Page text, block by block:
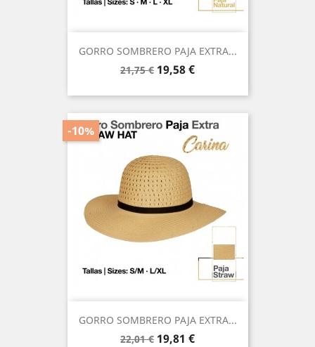
GORRO SOMBRERO PAJA EXTRA...
Precio
21,75 € Precio
19,58 €
GORRO SOMBRERO PAJA EXTRA...
Precio
22,01 €
-10%
Precio
19,81 €